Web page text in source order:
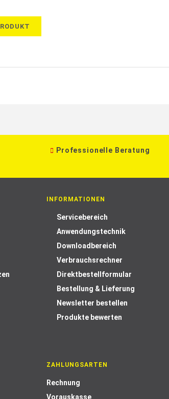
Professionelle Beratung
INFORMATIONEN
Servicebereich
Anwendungstechnik
Downloadbereich
Verbrauchsrechner
Direktbestellformular
Bestellung & Lieferung
Newsletter bestellen
Produkte bewerten
ZAHLUNGSARTEN
Rechnung
Vorauskasse